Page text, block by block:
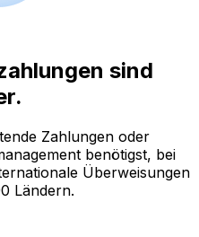
sind
Zahlungen oder
benötigst, bei
Überweisungen
Ländern.